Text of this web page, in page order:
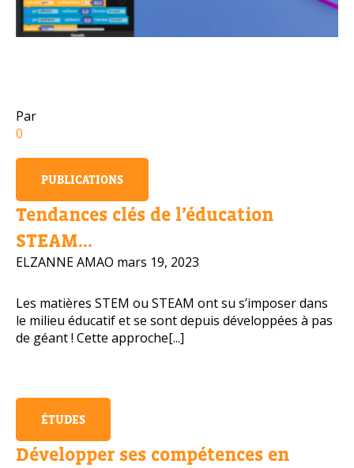
Par
0
PUBLICATIONS
Tendances clés de l’éducation
STEAM...
ELZANNE AMAO mars 19, 2023
Les matières STEM ou STEAM ont su s’imposer dans
le milieu éducatif et se sont depuis développées à pas
de géant ! Cette approche[...]
ÉTUDES
Développer ses compétences en